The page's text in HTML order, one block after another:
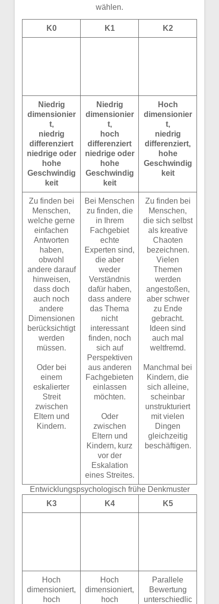
wählen.
K0 K1 K2
Niedrig
dimensionier
t,
niedrig
differenziert
niedrige oder
hohe
Geschwindig
keit
Niedrig
dimensionier
t,
hoch
differenziert
niedrige oder
hohe
Geschwindig
keit
Hoch
dimensionier
t,
niedrig
differenziert,
hohe
Geschwindig
keit
Zu finden bei
Menschen,
welche gerne
einfachen
Antworten
haben,
obwohl
andere darauf
hinweisen,
dass doch
auch noch
andere
Dimensionen
berücksichtigt
werden
müssen.
Oder bei
einem
eskalierter
Streit
zwischen
Eltern und
Kindern.
Bei Menschen
zu finden, die
in Ihrem
Fachgebiet
echte
Experten sind,
die aber
weder
Verständnis
dafür haben,
dass andere
das Thema
nicht
interessant
finden, noch
sich auf
Perspektiven
aus anderen
Fachgebieten
einlassen
möchten.
Oder
zwischen
Eltern und
Kindern, kurz
vor der
Eskalation
eines Streites.
Zu finden bei
Menschen,
die sich selbst
als kreative
Chaoten
bezeichnen.
Vielen
Themen
werden
angestoßen,
aber schwer
zu Ende
gebracht.
Ideen sind
auch mal
weltfremd.
Manchmal bei
Kindern, die
sich alleine,
scheinbar
unstrukturiert
mit vielen
Dingen
gleichzeitig
beschäftigen.
Entwicklungspsychologisch frühe Denkmuster
K3
K4 K5
Hoch
dimensioniert,
hoch
Hoch
dimensioniert,
hoch
Parallele
Bewertung
unterschiedlic